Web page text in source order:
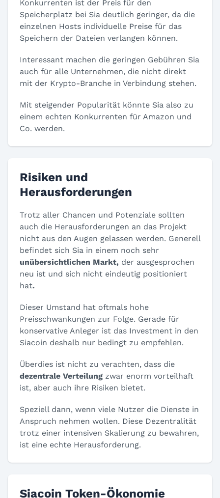
Konkurrenten ist der Preis für den
Speicherplatz bei Sia deutlich geringer, da die
einzelnen Hosts individuelle Preise für das
Speichern der Dateien verlangen können.
Interessant machen die geringen Gebühren Sia
auch für alle Unternehmen, die nicht direkt
mit der Krypto-Branche in Verbindung stehen.
Mit steigender Popularität könnte Sia also zu
einem echten Konkurrenten für Amazon und
Co. werden.
Risiken und
Herausforderungen
Trotz aller Chancen und Potenziale sollten
auch die Herausforderungen an das Projekt
nicht aus den Augen gelassen werden. Generell
befindet sich Sia in einem noch sehr
unübersichtlichen Markt, der ausgesprochen
neu ist und sich nicht eindeutig positioniert
hat.
Dieser Umstand hat oftmals hohe
Preisschwankungen zur Folge. Gerade für
konservative Anleger ist das Investment in den
Siacoin deshalb nur bedingt zu empfehlen.
Überdies ist nicht zu verachten, dass die
dezentrale Verteilung zwar enorm vorteilhaft
ist, aber auch ihre Risiken bietet.
Speziell dann, wenn viele Nutzer die Dienste in
Anspruch nehmen wollen. Diese Dezentralität
trotz einer intensiven Skalierung zu bewahren,
ist eine echte Herausforderung.
Siacoin Token-Ökonomie